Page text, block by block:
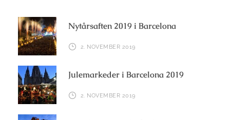
Nytårsaften 2019 i Barcelona
2. NOVEMBER 2019
Julemarkeder i Barcelona 2019
2. NOVEMBER 2019